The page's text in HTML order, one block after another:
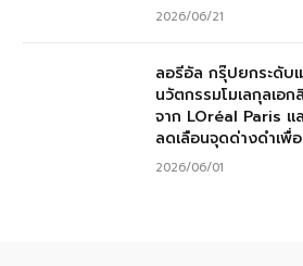
2026/06/21
ลอรีอัล กรุ๊ปยกระดับ
นวัตกรรมโมเลกุลเอ
จาก LOréal Paris แ
ลดเลือนจุดด่างดำเพื่
2026/06/01